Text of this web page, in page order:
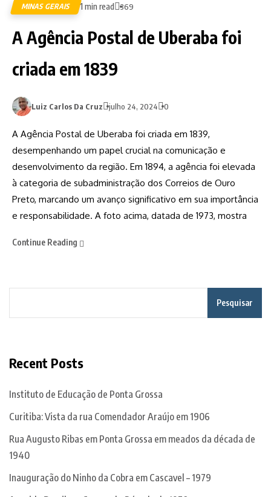
MINAS GERAIS 1 min read 369
A Agência Postal de Uberaba foi
criada em 1839
Luiz Carlos Da Cruz julho 24, 2024 0
A Agência Postal de Uberaba foi criada em 1839,
desempenhando um papel crucial na comunicação e
desenvolvimento da região. Em 1894, a agência foi elevada
à categoria de subadministração dos Correios de Ouro
Preto, marcando um avanço significativo em sua importância
e responsabilidade. A foto acima, datada de 1973, mostra
Continue Reading
Pesquisar
Recent Posts
Instituto de Educação de Ponta Grossa
Curitiba: Vista da rua Comendador Araújo em 1906
Rua Augusto Ribas em Ponta Grossa em meados da década de
1940
Inauguração do Ninho da Cobra em Cascavel – 1979